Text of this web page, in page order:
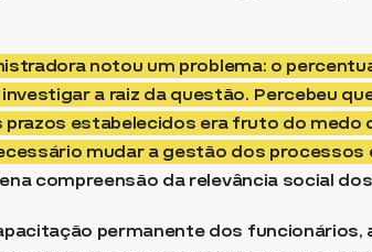
notou um problema: o
a raiz da questão. Percebeu
estabelecidos era fruto do medo
mudar a gestão dos processos
compreensão da relevância social
permanente dos